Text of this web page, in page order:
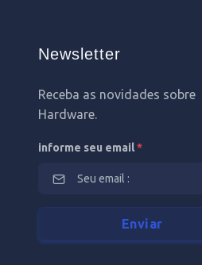
Newsletter
Receba as novidades sobre
Hardware.
informe seu email*